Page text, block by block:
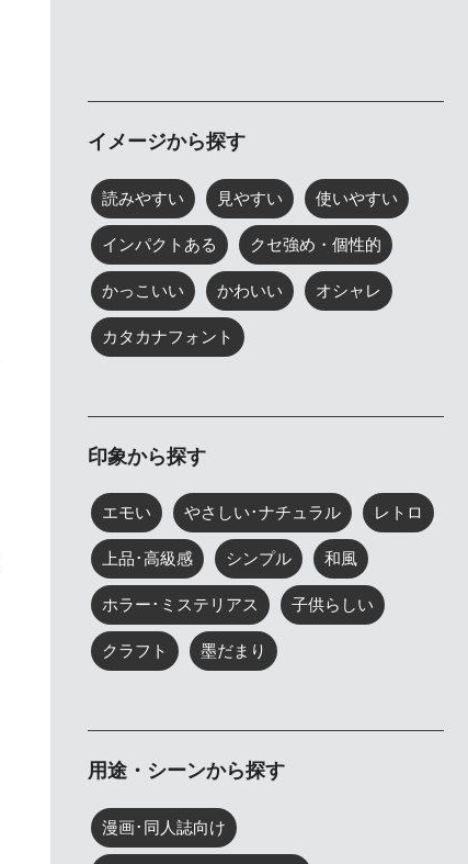
イメージから探す
読みやすい 見やすい 使いやすい
インパクトある クセ強め・個性的
かっこいい かわいい オシャレ
カタカナフォント
印象から探す
エモい やさしい･ナチュラル レトロ
上品･高級感 シンプル 和風
ホラー･ミステリアス 子供らしい
クラフト 墨だまり
用途・シーンから探す
漫画･同人誌向け